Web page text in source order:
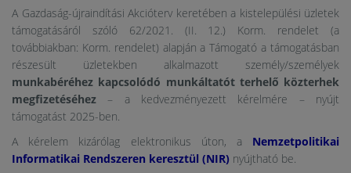
A Gazdaság-újraindítási Akcióterv keretében a kistelepülési üzletek
támogatásáról szóló 62/2021. (II. 12.) Korm. rendelet (a
továbbiakban: Korm. rendelet) alapján a Támogató a támogatásban
részesült üzletekben alkalmazott személy/személyek
munkabéréhez kapcsolódó munkáltatót terhelő közterhek
megfizetéséhez – a kedvezményezett kérelmére – nyújt
támogatást 2025-ben.
A kérelem kizárólag elektronikus úton, a Nemzetpolitikai
Informatikai Rendszeren keresztül (NIR) nyújtható be.